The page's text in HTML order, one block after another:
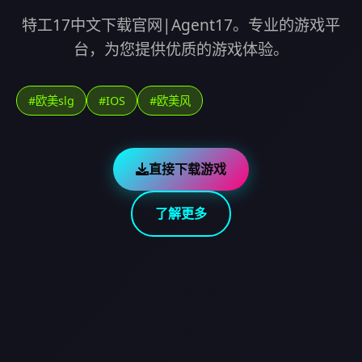
特工17中文下载官网|Agent17。专业的游戏平
台，为您提供优质的游戏体验。
#欧美slg #IOS #欧美风
直接下载游戏
了解更多